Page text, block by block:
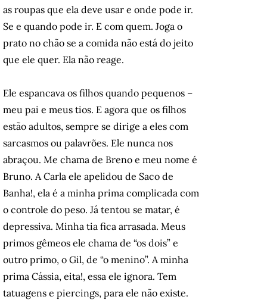
as roupas que ela deve usar e onde pode ir.
Se e quando pode ir. E com quem. Joga o
prato no chão se a comida não está do jeito
que ele quer. Ela não reage.
Ele espancava os filhos quando pequenos –
meu pai e meus tios. E agora que os filhos
estão adultos, sempre se dirige a eles com
sarcasmos ou palavrões. Ele nunca nos
abraçou. Me chama de Breno e meu nome é
Bruno. A Carla ele apelidou de Saco de
Banha!, ela é a minha prima complicada com
o controle do peso. Já tentou se matar, é
depressiva. Minha tia fica arrasada. Meus
primos gêmeos ele chama de “os dois” e
outro primo, o Gil, de “o menino”. A minha
prima Cássia, eita!, essa ele ignora. Tem
tatuagens e piercings, para ele não existe.